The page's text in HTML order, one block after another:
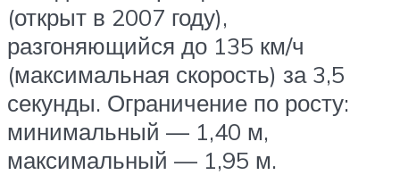
(открыт в 2007 году),
разгоняющийся до 135 км/ч
(максимальная скорость) за 3,5
секунды. Ограничение по росту:
минимальный — 1,40 м,
максимальный — 1,95 м.